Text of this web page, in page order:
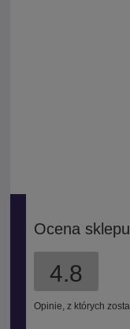
Ocena sklepu
4.8
Opinie, z których